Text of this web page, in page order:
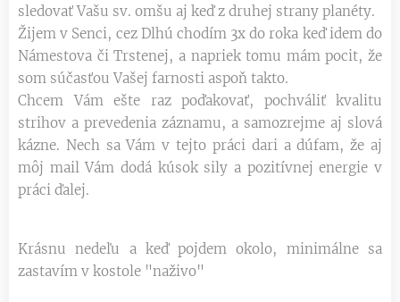
sledovať Vašu sv. omšu aj keď z druhej strany planéty.
Žijem v Senci, cez Dlhú chodím 3x do roka keď idem do
Námestova či Trstenej, a napriek tomu mám pocit, že
som súčasťou Vašej farnosti aspoň takto.
Chcem Vám ešte raz poďakovať, pochváliť kvalitu
strihov a prevedenia záznamu, a samozrejme aj slová
kázne. Nech sa Vám v tejto práci dari a dúfam, že aj
môj mail Vám dodá kúsok sily a pozitívnej energie v
práci ďalej.
Krásnu nedeľu a keď pojdem okolo, minimálne sa
zastavím v kostole "naživo"